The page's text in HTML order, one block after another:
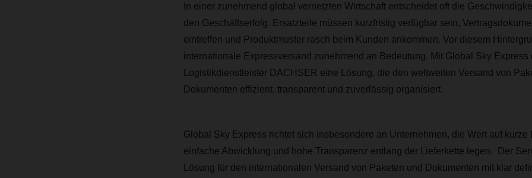
In einer zunehmend global vernetzten Wirtschaft entscheidet oft die
den Geschäftserfolg. Ersatzteile müssen kurzfristig verfügbar sein,
eintreffen und Produktmuster rasch beim Kunden ankommen. Vor diesem
internationale Expressversand zunehmend an Bedeutung. Mit Global Sky Express
Logistikdienstleister DACHSER eine Lösung, die den weltweiten Versand von
Dokumenten effizient, transparent und zuverlässig organisiert.
Global Sky Express richtet sich insbesondere an Unternehmen, die Wert auf kurze
einfache Abwicklung und hohe Transparenz entlang der Lieferkette legen. Der
Lösung für den internationalen Versand von Paketen und Dokumenten mit klar